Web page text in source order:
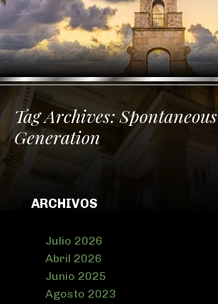
Tag Archives: Spontaneous
Generation
ARCHIVOS
Julio 2026
Abril 2026
Junio 2025
Agosto 2023